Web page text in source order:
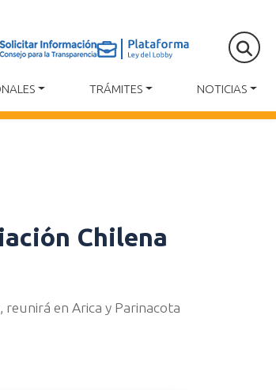
TRÁMITES NOTICIAS
Chilena
en Arica y Parinacota